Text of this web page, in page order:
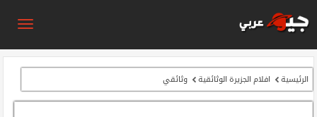
الرئيسية افلام الجزيرة الوثائقية وثائقي